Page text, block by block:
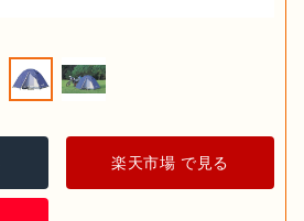
楽天市場 で見る